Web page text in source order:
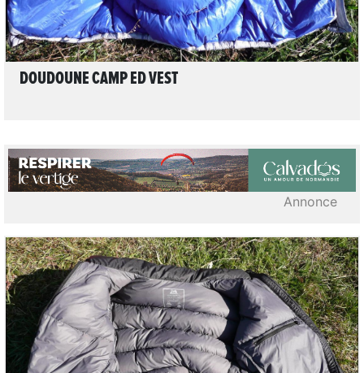
DOUDOUNE CAMP ED VEST
Annonce
LIRE L'ARTICLE